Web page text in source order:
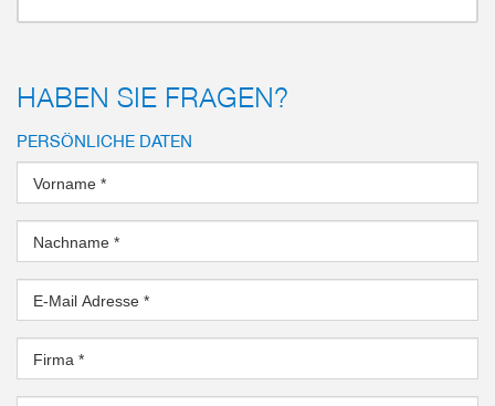
HABEN SIE FRAGEN?
PERSÖNLICHE DATEN
Vorname *
Nachname *
E-Mail Adresse *
Firma *